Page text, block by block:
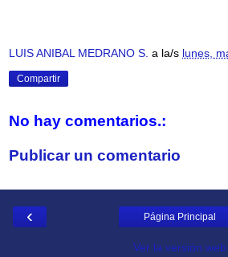
LUIS ANIBAL MEDRANO S. a la/s lunes,
Compartir
No hay comentarios.:
Publicar un comentario
‹ Página Principal
Ver la versión web